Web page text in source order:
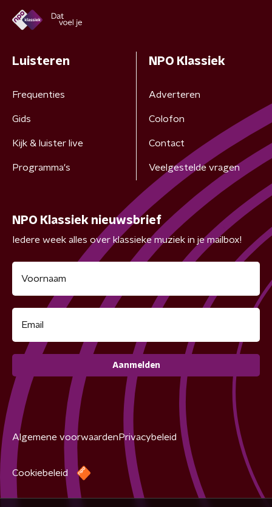
Luisteren
Frequenties
Gids
Kijk & luister live
Programma's
NPO Klassiek
Adverteren
Colofon
Contact
Veelgestelde vragen
NPO Klassiek nieuwsbrief
Iedere week alles over klassieke muziek in je mailbox!
Aanmelden
Algemene voorwaarden Privacybeleid
Cookiebeleid